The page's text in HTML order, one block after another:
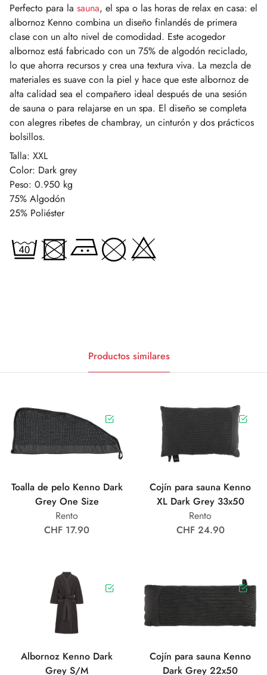
Perfecto para la sauna, el spa o las horas de relax en casa: el
albornoz Kenno combina un diseño finlandés de primera
clase con un alto nivel de comodidad. Este acogedor
albornoz está fabricado con un 75% de algodón reciclado,
lo que ahorra recursos y crea una textura viva. La mezcla de
materiales es suave con la piel y hace que este albornoz de
alta calidad sea el compañero ideal después de una sesión
de sauna o para relajarse en un spa. El diseño se completa
con alegres ribetes de chambray, un cinturón y dos prácticos
bolsillos.
Talla: XXL
Color: Dark grey
Peso: 0.950 kg
75% Algodón
25% Poliéster
Productos similares
Toalla de pelo Kenno Dark
Grey One Size
Rento
CHF 17.90
Cojín para sauna Kenno
XL Dark Grey 33x50
Rento
CHF 24.90
Albornoz Kenno Dark
Grey S/M
Cojín para sauna Kenno
Dark Grey 22x50